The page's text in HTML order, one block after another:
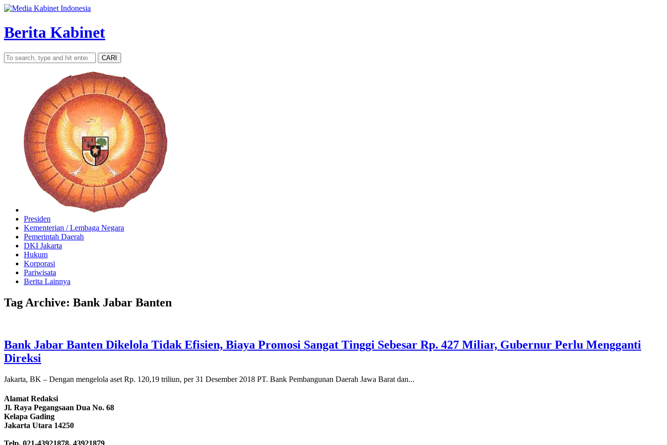
Berita Kabinet
CARI
Presiden
Kementerian / Lembaga Negara
Pemerintah Daerah
DKI Jakarta
Hukum
Korporasi
Pariwisata
Berita Lainnya
Tag Archive: Bank Jabar Banten
Bank Jabar Banten Dikelola Tidak Efisien, Biaya Promosi Sangat Tinggi Sebesar Rp. 427 Miliar, Gubernur Perlu Mengganti
Direksi
Jakarta, BK – Dengan mengelola aset Rp. 120,19 triliun, per 31 Desember 2018 PT. Bank Pembangunan Daerah Jawa Barat dan...
Alamat Redaksi
Jl. Raya Pegangsaan Dua No. 68
Kelapa Gading
Jakarta Utara 14250
Telp. 021-43921878, 43921879